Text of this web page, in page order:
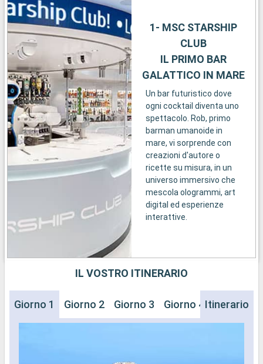
1- MSC STARSHIP
CLUB
IL PRIMO BAR
GALATTICO IN MARE
Un bar futuristico dove
ogni cocktail diventa uno
spettacolo. Rob, primo
barman umanoide in
mare, vi sorprende con
creazioni d'autore o
ricette su misura, in un
universo immersivo che
mescola ologrammi, art
digital ed esperienze
interattive.
IL VOSTRO ITINERARIO
Giorno 1 Giorno 2 Giorno 3 Giorno 4 Giorno 5
Itinerario